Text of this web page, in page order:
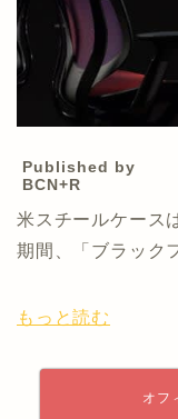
Published by
BCN+R
米スチールケース
期間、「ブラック
もっと読む
オフ